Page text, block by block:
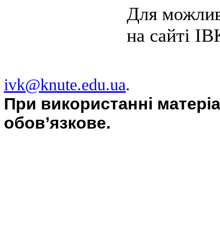
Для
на сайті
ivk@knute.edu.ua.
При використанні
обов’язкове.